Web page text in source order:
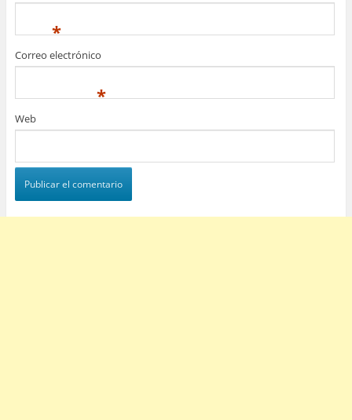
*
Correo electrónico
*
Web